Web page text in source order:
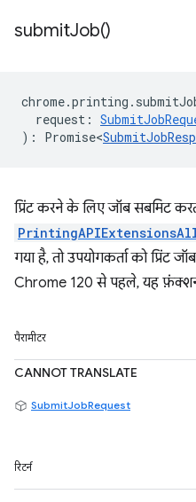
submitJob()
chrome.printing .
request :
) : Promise<
प्रिंट करने के लिए जॉब सबमिट
गया है, तो उपयोगकर्ता को प्रिंट
Chrome 120 से पहले, यह फ़ंक्शन
पैरामीटर
CANNOT TRANSLATE
SubmitJobRequest
रिटर्न